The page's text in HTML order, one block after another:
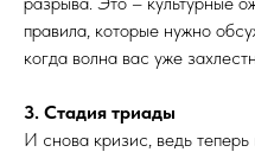
правила, которые нужно
когда волна вас уже
3. Стадия триады
И снова кризис, ведь теперь